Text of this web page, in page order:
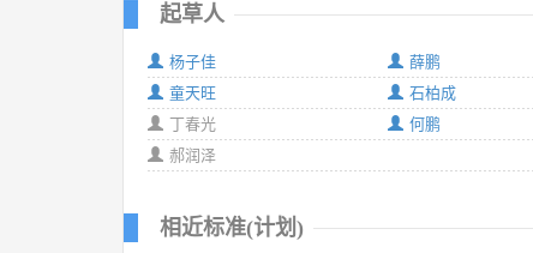
起草人
杨子佳
薛鹏
童天旺
石柏成
丁春光
何鹏
郝润泽
相近标准(计划)